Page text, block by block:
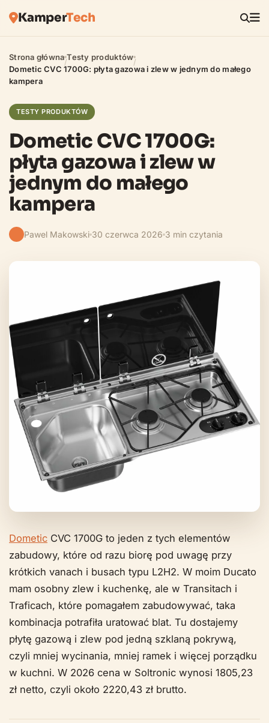
KamperTech
Strona główna/Testy produktów/
Dometic CVC 1700G: płyta gazowa i zlew w jednym do małego
kampera
TESTY PRODUKTÓW
Dometic CVC 1700G:
płyta gazowa i zlew w
jednym do małego
kampera
Pawel Makowski 30 czerwca 2026 3 min czytania
Dometic CVC 1700G to jeden z tych elementów
zabudowy, które od razu biorę pod uwagę przy
krótkich vanach i busach typu L2H2. W moim Ducato
mam osobny zlew i kuchenkę, ale w Transitach i
Traficach, które pomagałem zabudowywać, taka
kombinacja potrafiła uratować blat. Tu dostajemy
płytę gazową i zlew pod jedną szklaną pokrywą,
czyli mniej wycinania, mniej ramek i więcej porządku
w kuchni. W 2026 cena w Soltronic wynosi 1805,23
zł netto, czyli około 2220,43 zł brutto.